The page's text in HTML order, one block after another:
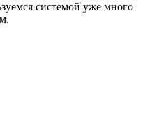
системой уже много